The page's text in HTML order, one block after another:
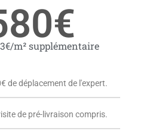
m² supplémentaire
de déplacement de l'expert.
de pré-livraison compris.